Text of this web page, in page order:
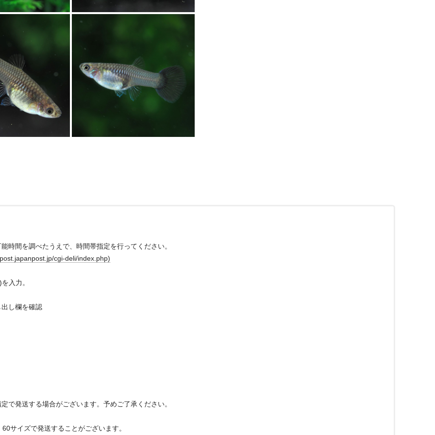
時間を調べたうえで、時間帯指定を行ってください。
cgi-deli/index.php)
入力。
し欄を確認
発送する場合がございます。予めご了承ください。
サイズで発送することがございます。